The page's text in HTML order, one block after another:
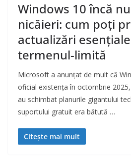
Windows 10 încă
nicăieri: cum poți
actualizări
termenul-limită
Microsoft a anunțat de mult că
oficial existența în octombrie
au schimbat planurile gigantului
suportului gratuit era bătută …
Citește mai mult